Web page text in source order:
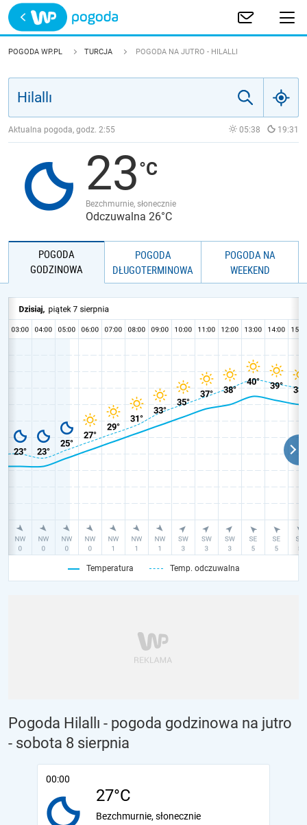
Trwa ładowanie
POLSKA
JAKOŚĆ POWIETRZA
POGODA WP.PL TURCJA POGODA NA JUTRO - HILALLI
Aktualna pogoda, godz. 2:55 05:38 19:31
23
Bezchmurnie, słonecznie
Odczuwalna 26°C
POGODA
GODZINOWA
POGODA
DŁUGOTERMINOWA
POGODA NA
WEEKEND
Temperatura Temp. odczuwalna
Pogoda Hilallı - pogoda godzinowa na jutro
- sobota 8 sierpnia
00:00
27°C
Bezchmurnie, słonecznie